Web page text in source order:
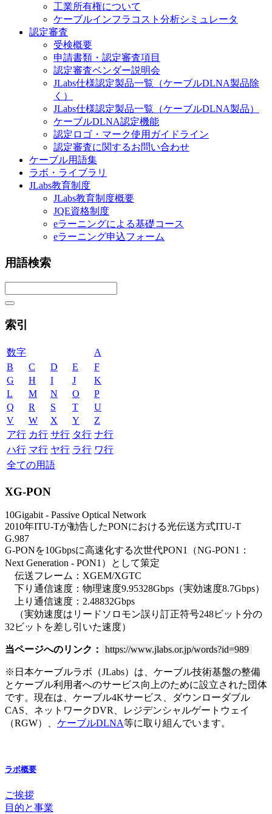
工業所有権について
ケーブルインフラコスト分析シミュレータ
認定審査
受検概要
申請書類・認定審査項目
認定審査ベンダー説明会
JLabs仕様認定製品一覧（ケーブルDLNA製品除
く）
JLabs仕様認定製品一覧（ケーブルDLNA製品）
ケーブルDLNA認定機能
認定ロゴ・マーク使用ガイドライン
認定審査に関するお問い合わせ
ケーブル用語集
ラボ・ライブラリ
JLabs教育制度
JLabs教育制度概要
JQE資格制度
eラーニングによる基礎コース
eラーニング申込フォーム
用語検索
索引
数字
A
B
C D E
F
G
H I J
K
L
M N O
P
Q
R S T
U
V
W X Y
Z
ア行 カ行 サ行 タ行 ナ行
ハ行 マ行 ヤ行 ラ行 ワ行
全ての用語
XG-PON
10Gigabit - Passive Optical Network
2010年ITU-Tが勧告したPONにおける光伝送方式ITU-T
G.987
G-PONを10Gbpsに高速化する次世代PON1（NG-PON1：
Next Generation - PON1）として策定
伝送フレーム：XGEM/XGTC
下り通信速度：物理速度9.95328Gbps（実効速度8.7Gbps）
上り通信速度：2.48832Gbps
（実効速度はリードソロモン誤り訂正符号248ビット分の
32ビットを差し引いた速度）
当ページへのリンク： https://www.jlabs.or.jp/words?id=989
※日本ケーブルラボ（JLabs）は、ケーブル技術基盤の整備
とケーブル利用者へのサービス向上のために設立された団体
です。現在は、ケーブル4Kサービス、ダウンローダブル
CAS、ネットワークDVR、レジデンシャルゲートウェイ
（RGW）、 ケーブルDLNA等に取り組んでいます。
ラボ概要
ご挨拶
目的と事業